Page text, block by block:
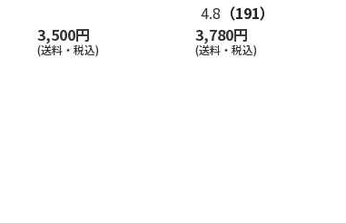
3,500円
(送料・税込)
4.8 （191）
3,780円
(送料・税込)